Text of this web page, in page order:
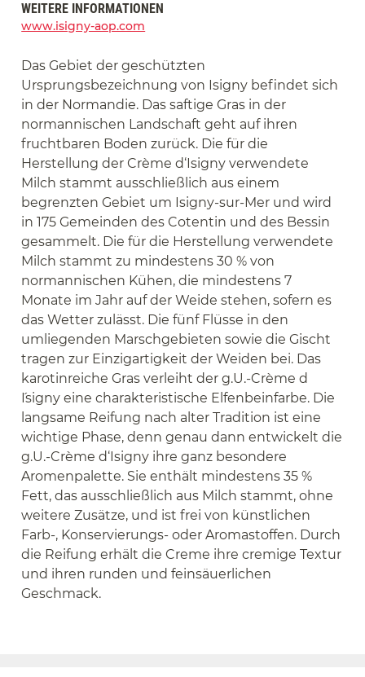
WEITERE INFORMATIONEN
www.isigny-aop.com
Das Gebiet der geschützten
Ursprungsbezeichnung von Isigny befindet sich
in der Normandie. Das saftige Gras in der
normannischen Landschaft geht auf ihren
fruchtbaren Boden zurück. Die für die
Herstellung der Crème d‘Isigny verwendete
Milch stammt ausschließlich aus einem
begrenzten Gebiet um Isigny-sur-Mer und wird
in 175 Gemeinden des Cotentin und des Bessin
gesammelt. Die für die Herstellung verwendete
Milch stammt zu mindestens 30 % von
normannischen Kühen, die mindestens 7
Monate im Jahr auf der Weide stehen, sofern es
das Wetter zulässt. Die fünf Flüsse in den
umliegenden Marschgebieten sowie die Gischt
tragen zur Einzigartigkeit der Weiden bei. Das
karotinreiche Gras verleiht der g.U.-Crème d
´Isigny eine charakteristische Elfenbeinfarbe. Die
langsame Reifung nach alter Tradition ist eine
wichtige Phase, denn genau dann entwickelt die
g.U.-Crème d‘Isigny ihre ganz besondere
Aromenpalette. Sie enthält mindestens 35 %
Fett, das ausschließlich aus Milch stammt, ohne
weitere Zusätze, und ist frei von künstlichen
Farb-, Konservierungs- oder Aromastoffen. Durch
die Reifung erhält die Creme ihre cremige Textur
und ihren runden und feinsäuerlichen
Geschmack.